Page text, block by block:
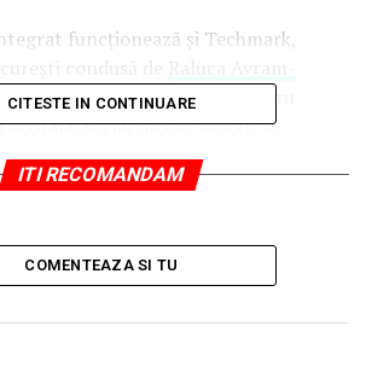
funcționează și Techmark,
structurează activitatea pe patru
digitală, social media, design și
Echipa lucrează atât pe
și internaționale, iar experiența
de la site la
în căutări
CITESTE IN CONTINUARE
ITI RECOMANDAM
COMENTEAZA SI TU